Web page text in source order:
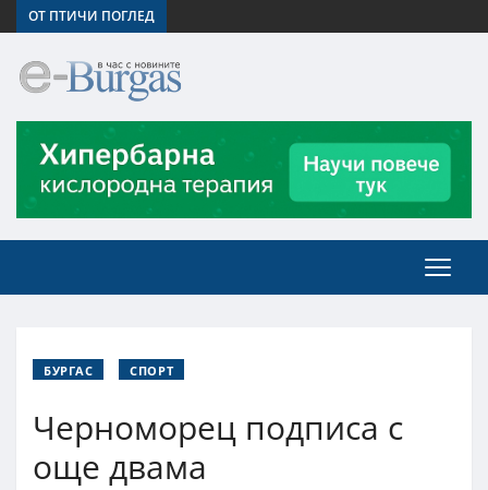
ОТ ПТИЧИ ПОГЛЕД
БУРГАС СПОРТ
Черноморец подписа с
още двама